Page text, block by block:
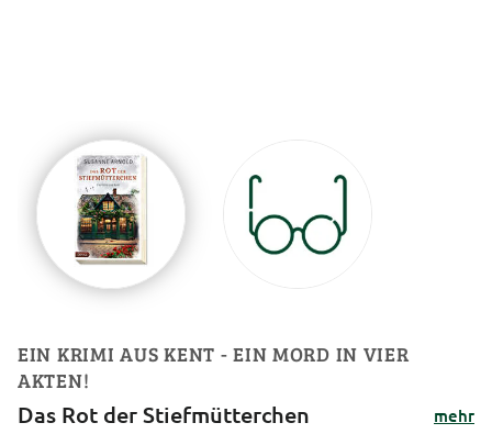
EIN KRIMI AUS KENT - EIN MORD IN VIER
AKTEN!
Das Rot der Stiefmütterchen
mehr